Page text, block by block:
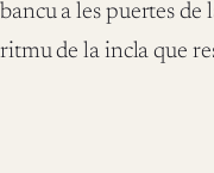
bancu a les puertes
ritmu de la incla que